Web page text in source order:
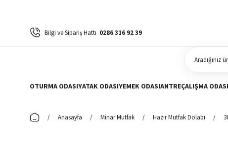
Bilgi ve Sipariş Hattı 0286 316 92 39
OTURMA ODASIYATAK ODASIYEMEK ODASIANTREÇALIŞMA ODASI
Anasayfa Minar Mutfak Hazır Mutfak Dolabı